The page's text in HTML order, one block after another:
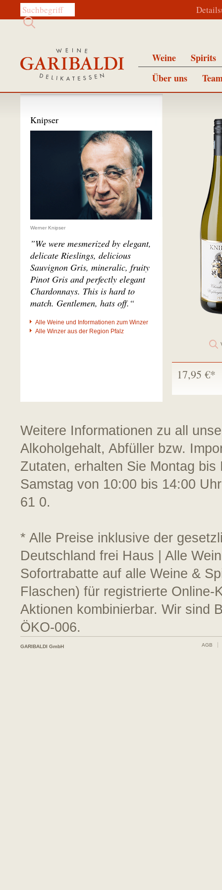
Diese Website durchsuchen:
Weine
Spirits
Über uns
17,95 €*
Knipser
Werner Knipser
”We were mesmerized by elegant,
delicate Rieslings, delicious
Sauvignon Gris, mineralic, fruity
Pinot Gris and perfectly elegant
Chardonnays. This is hard to
match. Gentlemen, hats off.“
Alle Weine und Informationen zum Winzer
Alle Winzer aus der Region Pfalz
Weitere Informationen zu all
Alkoholgehalt, Abfüller bzw.
Zutaten, erhalten Sie Montag
Samstag von 10:00 bis 14:00
61 0.
* Alle Preise inklusive der
Deutschland frei Haus | Alle
Sofortrabatte auf alle Weine &
Flaschen) für registrierte
Aktionen kombinierbar. Wir sind
ÖKO-006.
GARIBALDI GmbH AGB